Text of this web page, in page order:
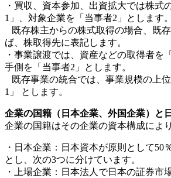
・買収、資本参加、出資拡大では株式
1」、対象企業を「当事者2」とします。
既存株主からの株式取得の場合、既
ば、株取得先に表記します。
・事業譲渡では、資産などの取得者を
手側を「当事者2」とします。
既存事業の統合では、事業規模の上
1」 とします。
企業の国籍（日本企業、外国企業）と
企業の国籍はその企業の資本構成によ
・日本企業：日本資本が原則として50
とし、次の3つに分けています。
・上場企業：日本法人で日本の証券市